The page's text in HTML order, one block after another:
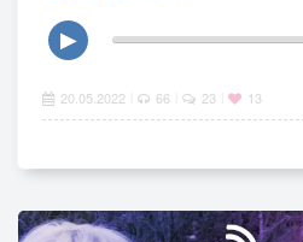
▶
20.05.2022 66 23 13